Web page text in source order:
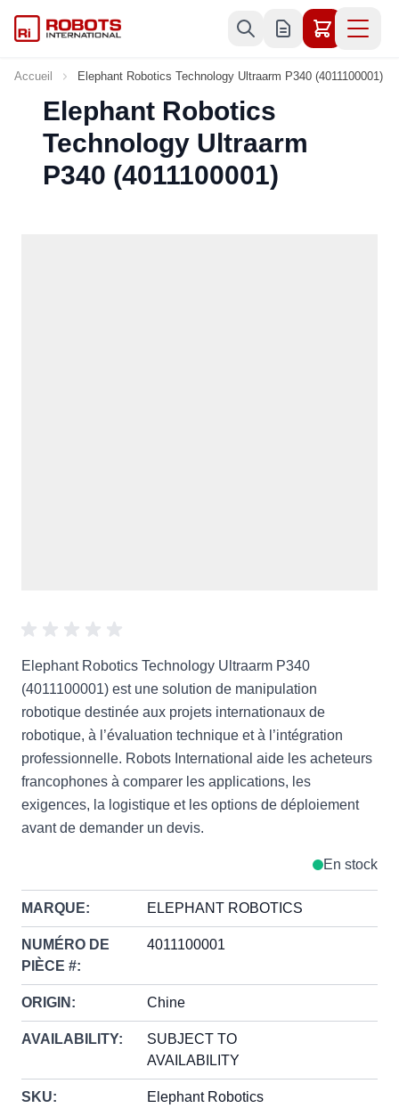
Accueil Elephant Robotics Technology Ultraarm P340 (4011100001)
Elephant Robotics
Technology Ultraarm
P340 (4011100001)
Elephant Robotics Technology Ultraarm P340
(4011100001) est une solution de manipulation
robotique destinée aux projets internationaux de
robotique, à l’évaluation technique et à l’intégration
professionnelle. Robots International aide les acheteurs
francophones à comparer les applications, les
exigences, la logistique et les options de déploiement
avant de demander un devis.
En stock
MARQUE: ELEPHANT ROBOTICS
NUMÉRO DE
PIÈCE #:
4011100001
ORIGIN: Chine
AVAILABILITY:
SUBJECT TO
AVAILABILITY
SKU:
Elephant Robotics